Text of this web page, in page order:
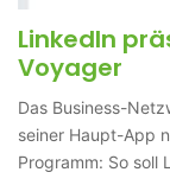
LinkedIn
Voyager
Das Business-
seiner Haupt-App
Programm: So soll